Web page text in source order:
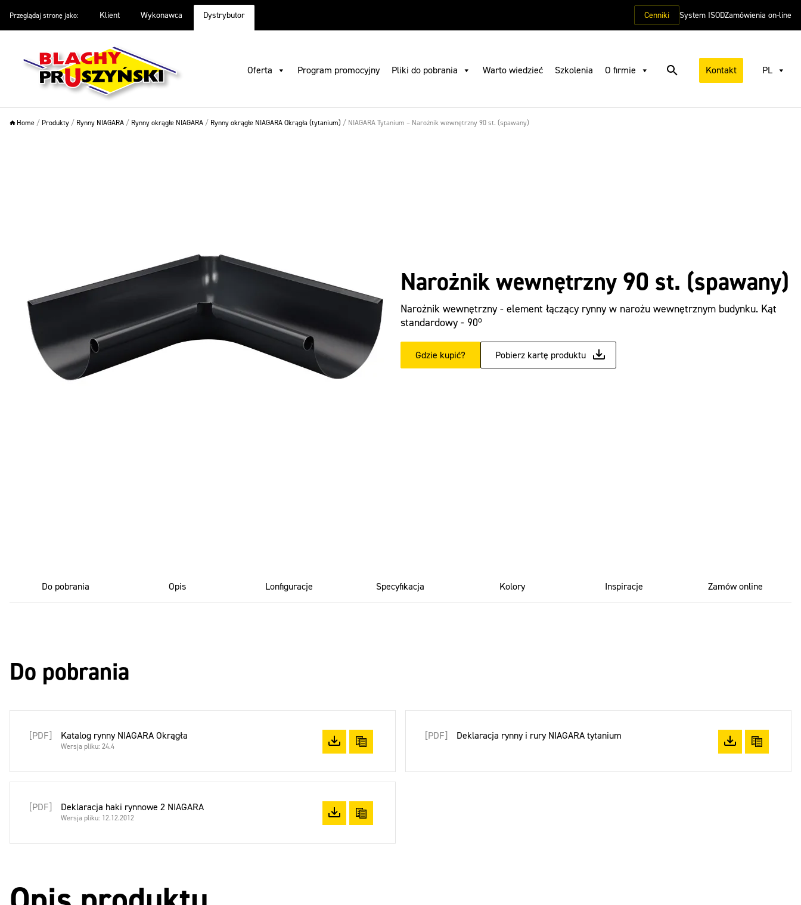
Przeglądaj stronę jako: Klient Wykonawca Dystrybutor Cenniki System ISODZamówienia on-line
Oferta Program promocyjny Pliki do pobrania Warto wiedzieć Szkolenia O firmie Kontakt PL
Home / Produkty / Rynny NIAGARA / Rynny okrągłe NIAGARA / Rynny okrągłe NIAGARA Okrągła (tytanium) / NIAGARA Tytanium – Narożnik wewnętrzny 90 st. (spawany)
Narożnik wewnętrzny 90 st. (spawany)
Narożnik wewnętrzny - element łączący rynny w narożu wewnętrznym budynku. Kąt
standardowy - 90o
Gdzie kupić? Pobierz kartę produktu
Do pobrania Opis Lonfiguracje Specyfikacja Kolory Inspiracje Zamów online
Do pobrania
Katalog rynny NIAGARA Okrągła
[PDF]
Wersja pliku: 24.4 Pobierz plikSkopiuj Deklaracja rynny i rury NIAGARA tytanium
[PDF] Pobierz plikSkopiuj
Deklaracja haki rynnowe 2 NIAGARA
[PDF]
Wersja pliku: 12.12.2012 Pobierz plikSkopiuj
Oferta Inspiracje Warto wiedzieć